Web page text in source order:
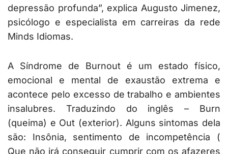
depressão profunda”, explica Augusto Jimenez,
psicólogo e especialista em carreiras da rede
Minds Idiomas.
A Síndrome de Burnout é um estado físico,
emocional e mental de exaustão extrema e
acontece pelo excesso de trabalho e ambientes
insalubres. Traduzindo do inglês – Burn
(queima) e Out (exterior). Alguns sintomas dela
são: Insônia, sentimento de incompetência (
Que não irá conseguir cumprir com os afazeres